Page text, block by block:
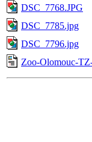
DSC_7768.JPG
DSC_7785.jpg
DSC_7796.jpg
Zoo-Olomouc-